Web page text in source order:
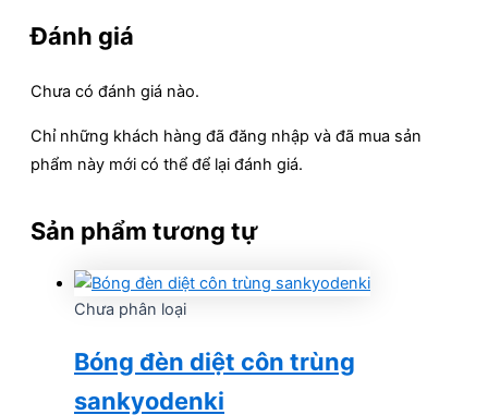
Đánh giá
Chưa có đánh giá nào.
Chỉ những khách hàng đã đăng nhập và đã mua sản
phẩm này mới có thể để lại đánh giá.
Sản phẩm tương tự
Chưa phân loại
Bóng đèn diệt côn trùng
sankyodenki